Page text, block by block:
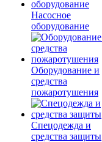
Насосное
оборудование
Оборудование и
средства
пожаротушения
Спецодежда и
средства защиты